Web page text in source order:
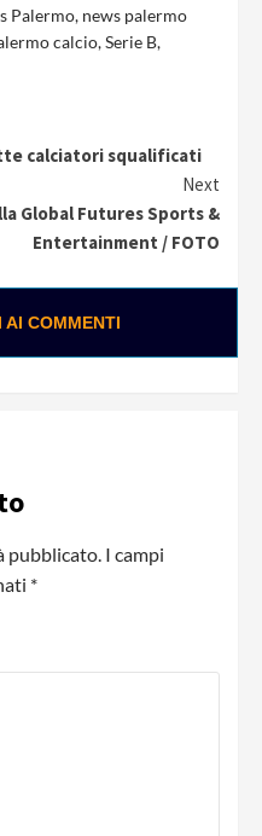
Palermo, news palermo
calcio,Serie B,
calciatori squalificati
Next
Global Futures Sports &
Entertainment / FOTO
AI COMMENTI
pubblicato. I campi
*